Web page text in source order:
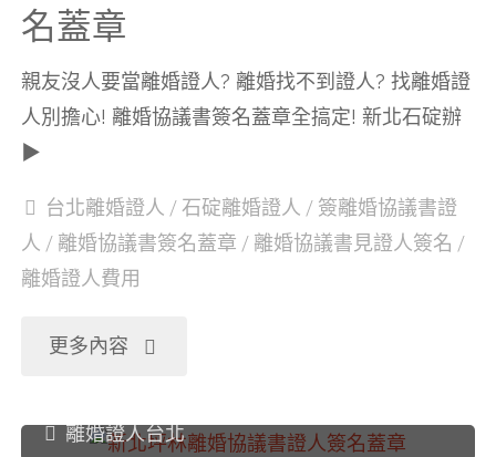
章"
婚
書
證
名蓋章
親友沒人要當離婚證人? 離婚找不到證人? 找離婚證
人別擔心! 離婚協議書簽名蓋章全搞定! 新北石碇辦
▶
台北離婚證人 /石碇離婚證人 / 簽離婚協議書證
人 / 離婚協議書簽名蓋章 / 離婚協議書見證人簽名 /
離婚證人費用
更多內容 "新
離婚證人台北